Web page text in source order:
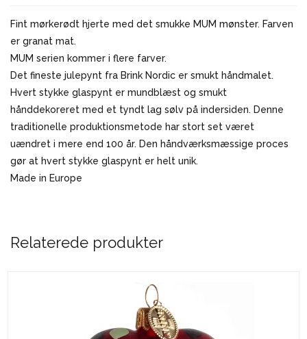
Fint mørkerødt hjerte med det smukke MUM mønster. Farven
er granat mat.
MUM serien kommer i flere farver.
Det fineste julepynt fra Brink Nordic er smukt håndmalet.
Hvert stykke glaspynt er mundblæst og smukt
hånddekoreret med et tyndt lag sølv på indersiden. Denne
traditionelle produktionsmetode har stort set været
uændret i mere end 100 år. Den håndværksmæssige proces
gør at hvert stykke glaspynt er helt unik.
Made in Europe
Relaterede produkter